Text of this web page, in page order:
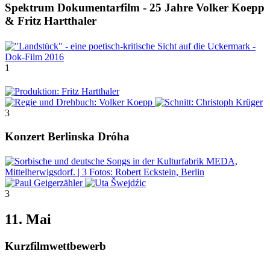
Spektrum Dokumentarfilm - 25 Jahre Volker Koepp
& Fritz Hartthaler
1
3
Konzert Berlinska Dróha
3
11. Mai
Kurzfilmwettbewerb